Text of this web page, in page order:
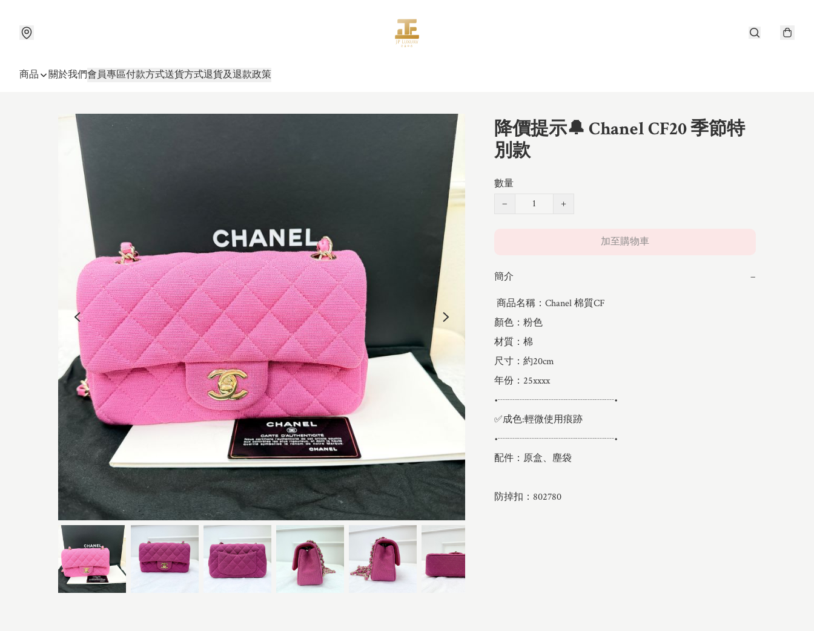
商品 關於我們會員專區付款方式送貨方式退貨及退款政策
降價提示🔔 Chanel CF20 季節特
別款
數量
−
+
加至購物車
簡介 −
顏色：粉色
材質：棉
尺寸：約20cm
年份：25xxxx
•┈┈┈┈┈┈┈┈┈┈┈┈•
✅成色:輕微使用痕跡
•┈┈┈┈┈┈┈┈┈┈┈┈•
配件：原盒、塵袋
防掉扣：802780